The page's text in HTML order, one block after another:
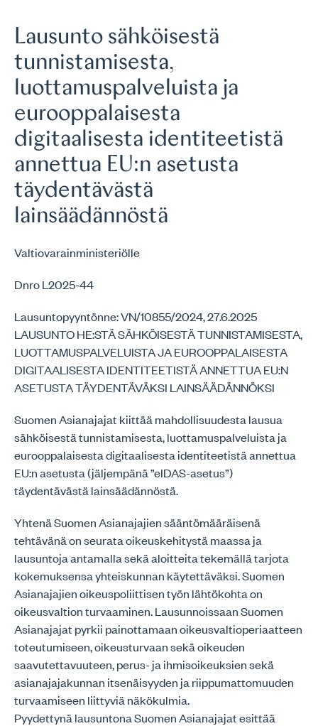
Lausunto sähköisestä
tunnistamisesta,
luottamuspalveluista ja
eurooppalaisesta
digitaalisesta identiteetistä
annettua EU:n asetusta
täydentävästä
lainsäädännöstä
Valtiovarainministeriölle
Dnro L2025-44
Lausuntopyyntönne: VN/10855/2024, 27.6.2025
LAUSUNTO HE:STÄ SÄHKÖISESTÄ TUNNISTAMISESTA,
LUOTTAMUSPALVELUISTA JA EUROOPPALAISESTA
DIGITAALISESTA IDENTITEETISTÄ ANNETTUA EU:N
ASETUSTA TÄYDENTÄVÄKSI LAINSÄÄDÄNNÖKSI
Suomen Asianajajat kiittää mahdollisuudesta lausua
sähköisestä tunnistamisesta, luottamuspalveluista ja
eurooppalaisesta digitaalisesta identiteetistä annettua
EU:n asetusta (jäljempänä ”eIDAS-asetus”)
täydentävästä lainsäädännöstä.
Yhtenä Suomen Asianajajien sääntömääräisenä
tehtävänä on seurata oikeuskehitystä maassa ja
lausuntoja antamalla sekä aloitteita tekemällä tarjota
kokemuksensa yhteiskunnan käytettäväksi. Suomen
Asianajajien oikeuspoliittisen työn lähtökohta on
oikeusvaltion turvaaminen. Lausunnoissaan Suomen
Asianajajat pyrkii painottamaan oikeusvaltioperiaatteen
toteutumiseen, oikeusturvaan sekä oikeuden
saavutettavuuteen, perus- ja ihmisoikeuksien sekä
asianajajakunnan itsenäisyyden ja riippumattomuuden
turvaamiseen liittyviä näkökulmia.
Pyydettynä lausuntona Suomen Asianajajat esittää